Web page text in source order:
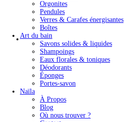
Orgonites
Pendules
Verres & Carafes énergisantes
Boîtes
Art du bain
Savons solides & liquides
Shampoings
Eaux florales & toniques
Déodorants
Éponges
Portes-savon
Naïla
À Propos
Blog
Où nous trouver ?